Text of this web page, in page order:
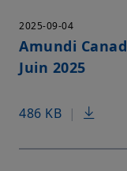
2025-09-04
Amundi
Juin 2025
486 KB |